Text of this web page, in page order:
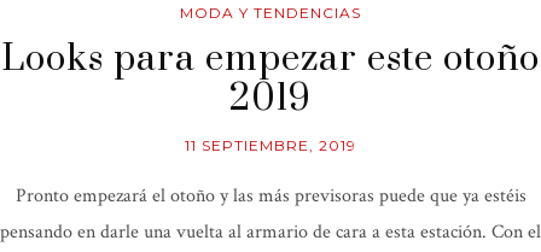
MODA Y TENDENCIAS
Looks para empezar este otoño
2019
11 SEPTIEMBRE, 2019
Pronto empezará el otoño y las más previsoras puede que ya estéis
pensando en darle una vuelta al armario de cara a esta estación. Con el